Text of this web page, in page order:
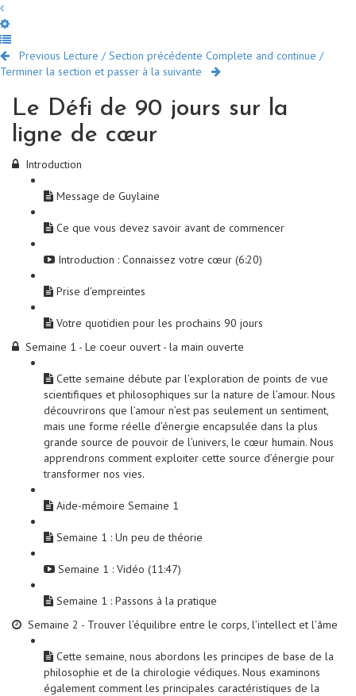
Previous Lecture / Section précédente Complete and continue /
Terminer la section et passer à la suivante
Le Défi de 90 jours sur la
ligne de cœur
Introduction
Message de Guylaine
Ce que vous devez savoir avant de commencer
Introduction : Connaissez votre cœur (6:20)
Prise d'empreintes
Votre quotidien pour les prochains 90 jours
Semaine 1 - Le coeur ouvert - la main ouverte
Cette semaine débute par l’exploration de points de vue
scientifiques et philosophiques sur la nature de l’amour. Nous
découvrirons que l’amour n’est pas seulement un sentiment,
mais une forme réelle d’énergie encapsulée dans la plus
grande source de pouvoir de l’univers, le cœur humain. Nous
apprendrons comment exploiter cette source d’énergie pour
transformer nos vies.
Aide-mémoire Semaine 1
Semaine 1 : Un peu de théorie
Semaine 1 : Vidéo (11:47)
Semaine 1 : Passons à la pratique
Semaine 2 - Trouver l’équilibre entre le corps, l’intellect et l’âme
Cette semaine, nous abordons les principes de base de la
philosophie et de la chirologie védiques. Nous examinons
également comment les principales caractéristiques de la